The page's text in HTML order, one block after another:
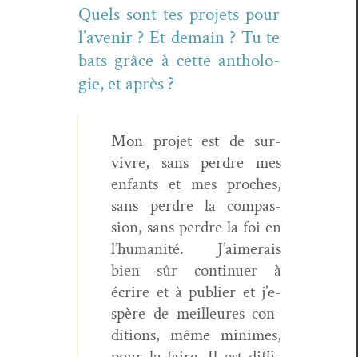
Quels sont tes pro­jets pour
l’avenir ? Et demain ? Tu te
bats grâce à cette antholo­
gie, et après ?
Mon pro­jet est de sur­
vivre, sans per­dre mes
enfants et mes proches,
sans per­dre la com­pas­
sion, sans per­dre la foi en
l’hu­man­ité. J’aimerais
bien sûr con­tin­uer à
écrire et à pub­li­er et j’e­
spère de meilleures con­
di­tions, même min­imes,